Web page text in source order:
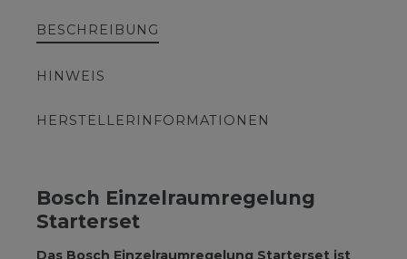
BESCHREIBUNG
HINWEIS
HERSTELLERINFORMATIONEN
Bosch Einzelraumregelung
Starterset
Das Bosch Einzelraumregelung Starterset ist